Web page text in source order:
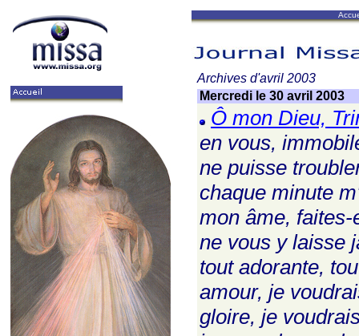
Archives d'avril 2003
Mercredi le 30 avril 2003
Ô mon Dieu,
en vous,
ne puisse
chaque minute
mon âme,
ne vous y laisse
tout adorante,
amour, je
gloire, je